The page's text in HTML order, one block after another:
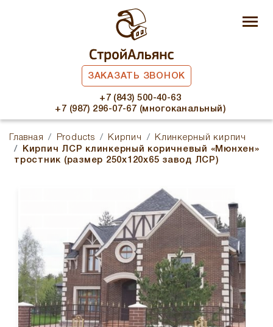
ЗАКАЗАТЬ ЗВОНОК
+7 (843) 500-40-63
+7 (987) 296-07-67 (многоканальный)
Главная Products Кирпич
Клинкерный кирпич
Кирпич ЛСР клинкерный коричневый «Мюнхен»
тростник (размер 250x120x65 завод ЛСР)